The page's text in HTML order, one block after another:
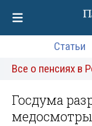
Статьи
Все о пенсиях в
Госдума